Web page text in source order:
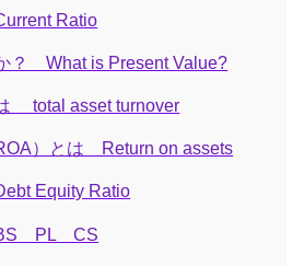
Ratio
？ What is Present Value?
total asset turnover
）とは Return on assets
Equity Ratio
BS PL CS